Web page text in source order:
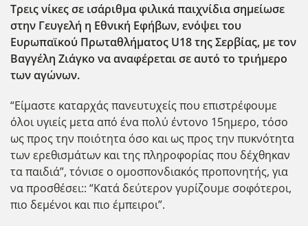
Τρεις νίκες σε ισάριθμα φιλικά παιχνίδια σημείωσε
στην Γευγελή η Εθνική Εφήβων, ενόψει του
Ευρωπαϊκού Πρωταθλήματος U18 της Σερβίας, με τον
Βαγγέλη Ζιάγκο να αναφέρεται σε αυτό το τριήμερο
των αγώνων.
“Είμαστε καταρχάς πανευτυχείς που επιστρέφουμε
όλοι υγιείς μετα από ένα πολύ έντονο 15ημερο, τόσο
ως προς την ποιότητα όσο και ως προς την πυκνότητα
των ερεθισμάτων και της πληροφορίας που δέχθηκαν
τα παιδιά”, τόνισε ο ομοσπονδιακός προπονητής, για
να προσθέσει:: “Κατά δεύτερον γυρίζουμε σοφότεροι,
πιο δεμένοι και πιο έμπειροι”.